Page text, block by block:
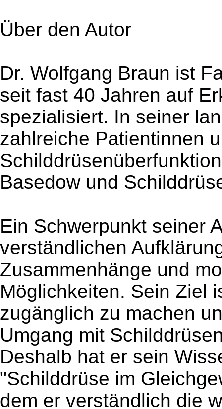
Über den Autor
Dr. Wolfgang Braun ist
seit fast 40 Jahren auf
spezialisiert. In seiner
zahlreiche Patientinnen
Basedow und
Ein Schwerpunkt seiner
verständlichen
Zusammenhänge und
Möglichkeiten. Sein Ziel
zugänglich zu machen
Umgang mit
Deshalb hat er sein
"Schilddrüse im
dem er verständlich die